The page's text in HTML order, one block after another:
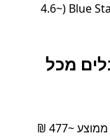
Star Ferries (~4.6 שעות), Blue Star Ferries (~4.6
מכל
טיסה: זמן ממוצע 45 דק׳, מחיר ממוצע ~477 ₪